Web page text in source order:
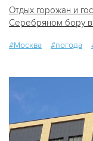
Отдых горожан и
Серебряном бору в
#Москва #погода